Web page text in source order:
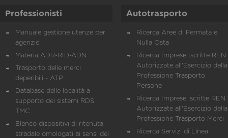
Professionisti
Manuale gestione utenze per
agenzie
Materia ADR-RID-ADN
Trasporto delle merci
deperibili - ATP
Database delle località a
supporto dei sistemi RDS
TMC
Elenco dispositivi di ritenuta
stradale omologati ai sensi del
Autotrasporto
Ricerca Aree di Fermata e
Nulla Osta
Ricerca Imprese Iscritte REN
Autorizzate all'Esercizio della
Professione Trasporto
Persone
Ricerca Imprese iscritte REN
Autorizzate all'Esercizio della
Professione Trasporto Merci
Ricerca Servizi di Linea